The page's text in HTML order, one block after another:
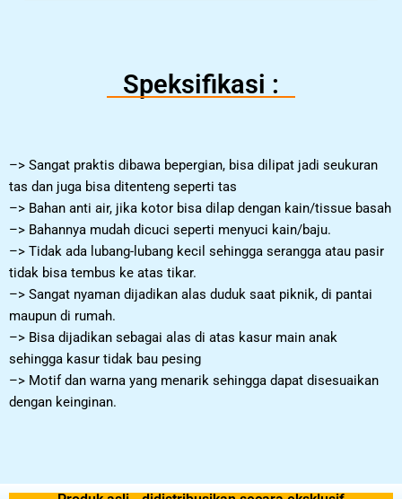
Speksifikasi :
–> Sangat praktis dibawa bepergian, bisa dilipat jadi seukuran
tas dan juga bisa ditenteng seperti tas
–> Bahan anti air, jika kotor bisa dilap dengan kain/tissue basah
–> Bahannya mudah dicuci seperti menyuci kain/baju.
–> Tidak ada lubang-lubang kecil sehingga serangga atau pasir
tidak bisa tembus ke atas tikar.
–> Sangat nyaman dijadikan alas duduk saat piknik, di pantai
maupun di rumah.
–> Bisa dijadikan sebagai alas di atas kasur main anak
sehingga kasur tidak bau pesing
–> Motif dan warna yang menarik sehingga dapat disesuaikan
dengan keinginan.